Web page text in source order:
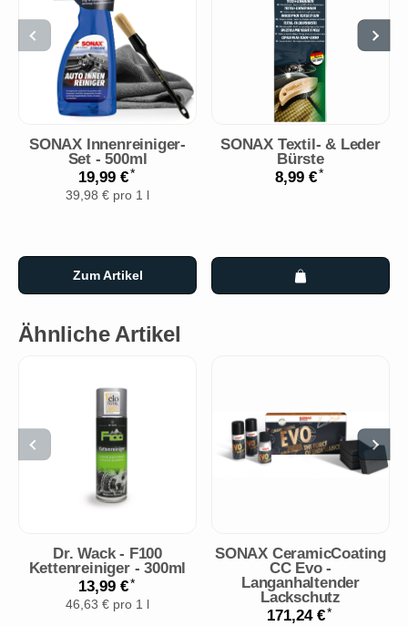
SONAX Innenreiniger-
Set - 500ml
19,99 €*
39,98 € pro 1 l
Zum Artikel
SONAX Textil- & Leder
Bürste
8,99 €*
Ähnliche Artikel
Dr. Wack - F100
Kettenreiniger - 300ml
13,99 €*
46,63 € pro 1 l
SONAX CeramicCoating
CC Evo -
Langanhaltender
Lackschutz
171,24 €*